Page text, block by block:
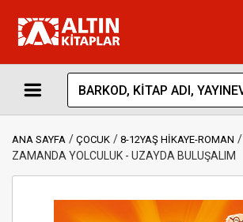
ANA SAYFA ÇOCUK 8-12YAŞ HİKAYE-ROMAN
ZAMANDA YOLCULUK - UZAYDA BULUŞALIM